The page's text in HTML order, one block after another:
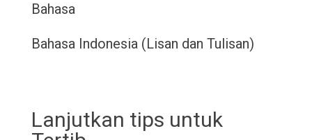
Bahasa
Bahasa Indonesia (Lisan dan Tulisan)
Lanjutkan tips untuk